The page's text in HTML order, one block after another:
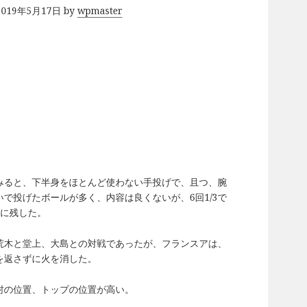
年5月17日 bywpmaster
ると、下半身をほとんど使わない手投げで、且つ、腕
で投げたボールが多く、内容は良くないが、6回1/3で
残した。
と堂上、大島との対戦であったが、フランスアは、
さずに火を消した。
位置、トップの位置が高い。